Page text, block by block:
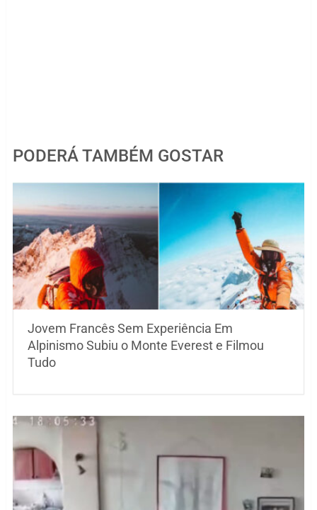
PODERÁ TAMBÉM GOSTAR
Jovem Francês Sem Experiência Em
Alpinismo Subiu o Monte Everest e Filmou
Tudo